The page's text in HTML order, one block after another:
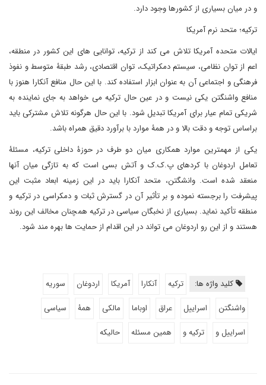
و در میان بسیاری از کشورها وجود دارد.
ترکیه؛ متحد نرم آمریکا
ایالات متحده آمریکا تلاش می کند از ترکیه، توانایی های این کشور در منطقه،
اعم از توان نظامی، سیستم دمکراتیک، توان اقتصادی، رشد طبقۀ متوسط و نفوذ
فرهنگی و اجتماعی آن به عنوان ابزار استفاده کند. با این حال منافع آنکارا هنوز با
منافع واشنگتن یکی نیست و در عین حال ترکیه می خواهد به جای نماینده به
شریکی تمام عیار برای آمریکا تبدیل شود. با این حال هرگونه تلاش مشترکی باید
براساس توجه و دقت بالا و در همۀ موارد با برآورد دقیق همراه باشد.
یکی از مهمترین موارد همکاری میان دو طرف در حوزۀ داخلی ترکیه، مسئلۀ
تعامل اردوغان با کردهای پ.ک.ک و آتش بسی است که به تازگی میان آنها
منعقد شده است. وانشگتن، متحد آنکارا باید در این زمینه ابعاد مثبت این
پیشرفت را برجسته نموده و بر تأثیر آن در گسترش ثبات و دمکراسی در ترکیه و
منطقه تأکید نماید. بسیاری از نخبگان سیاسی در ترکیه همچنان مخالف این روند
هستند و از این رو اردوغان می تواند در این اقدام از حمایت ها بهره مند شود.
کلید واژه ها: ترکیه آنکارا آمریکا اردوغان
سوریه
واشنگتن
اسراییل عراق اوباما مالکی همۀ
سیاسی
اسراییل و
ترکیه و همین مسئله حالیکه